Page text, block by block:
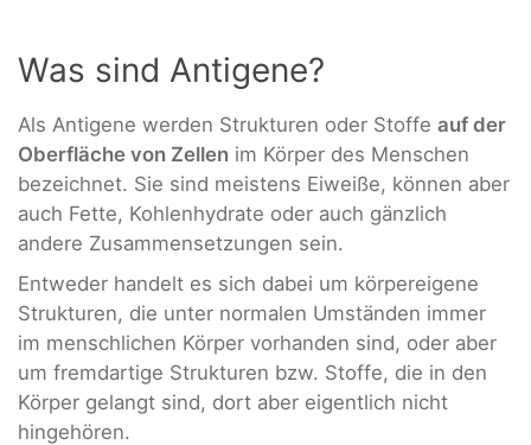
Was sind Antigene?
Als Antigene werden Strukturen oder Stoffe auf der
Oberfläche von Zellen im Körper des Menschen
bezeichnet. Sie sind meistens Eiweiße, können aber
auch Fette, Kohlenhydrate oder auch gänzlich
andere Zusammensetzungen sein.
Entweder handelt es sich dabei um körpereigene
Strukturen, die unter normalen Umständen immer
im menschlichen Körper vorhanden sind, oder aber
um fremdartige Strukturen bzw. Stoffe, die in den
Körper gelangt sind, dort aber eigentlich nicht
hingehören.